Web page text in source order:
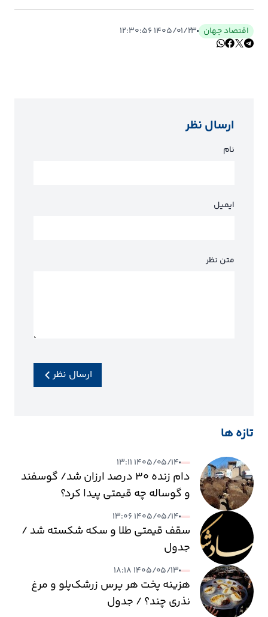
اقتصاد جهان ۱۴۰۵/۰۱/۲۳ ۱۲:۳۰:۵۶
ارسال نظر
نام
ایمیل
متن نظر
ارسال نظر
تازه ها
۱۴۰۵/۰۵/۱۴ ۱۳:۱۱
دام زنده ۳۰ درصد ارزان شد/ گوسفند
و گوساله چه قیمتی پیدا کرد؟
۱۴۰۵/۰۵/۱۴ ۱۳:۰۶
سقف قیمتی طلا و سکه شکسته شد /
جدول
۱۴۰۵/۰۵/۱۳ ۱۸:۱۸
هزینه پخت هر پرس زرشک‌پلو و مرغ
نذری چند؟ / جدول